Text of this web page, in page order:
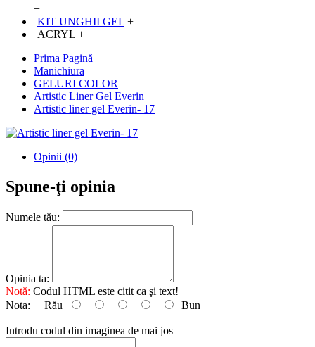
+
KIT UNGHII GEL +
ACRYL +
Prima Pagină
Manichiura
GELURI COLOR
Artistic Liner Gel Everin
Artistic liner gel Everin- 17
Opinii (0)
Spune-ţi opinia
Numele tău:
Opinia ta:
Notă: Codul HTML este citit ca şi text!
Nota: Rău Bun
Introdu codul din imaginea de mai jos